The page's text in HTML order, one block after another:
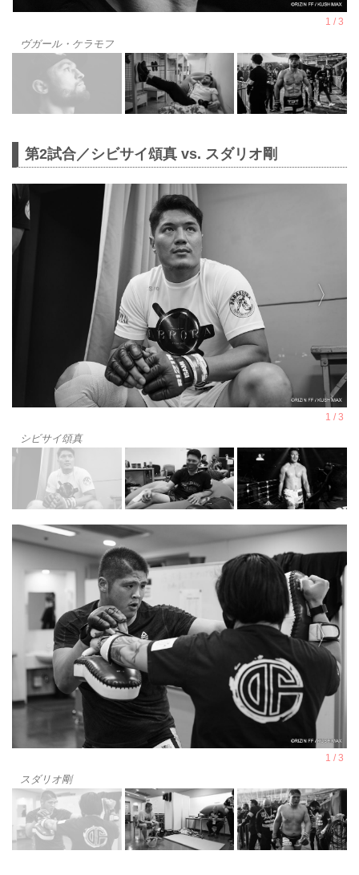
ヴガール・ケラモフ
第2試合／シビサイ頌真 vs. スダリオ剛
シビサイ頌真
スダリオ剛